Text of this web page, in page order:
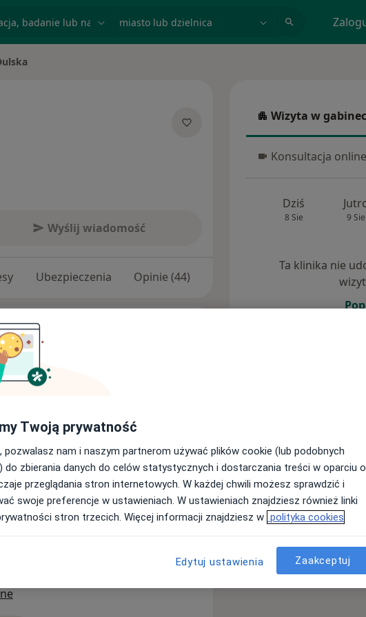
Wyślij wiadomość
Ubezpieczenia Opinie (44)
studia na kierunku logopedia z
kliniczną z wczesną
we Wrocławiu).
oraz z pacjentami w trakcie
połykania +6a11y_sr_more_diseases
Wizyta w
Wizyta w
Konsultacja
Konsultacja online
Dziś
8 Sie 9 Sie
Ta klinika nie
Twoją prywatność
pozwalasz nam i naszym partnerom używać plików cookie (lub podobnych
do zbierania danych do celów statystycznych i dostarczania treści w oparciu o
przeglądania stron internetowych. W każdej chwili możesz sprawdzić i
swoje preferencje w ustawieniach. W ustawieniach znajdziesz również linki
stron trzecich. Więcej informacji znajdziesz w polityka cookies
Edytuj ustawienia Zaakceptuj